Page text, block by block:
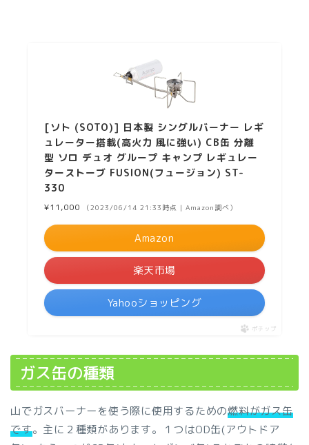
[ソト (SOTO)] 日本製 シングルバーナー レギ
ュレーター搭載(高火力 風に強い) CB缶 分離
型 ソロ デュオ グループ キャンプ レギュレー
ターストーブ FUSION(フュージョン) ST-
330
¥11,000 （2023/06/14 21:33時点 | Amazon調べ）
Amazon
楽天市場
Yahooショッピング
ポチップ
ガス缶の種類
山でガスバーナーを使う際に使用するための燃料がガス缶
です。主に２種類があります。１つはOD缶(アウトドア